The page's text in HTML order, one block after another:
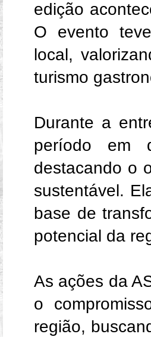
edição
O evento
local,
turismo
Durante a
período em
destacando o
sustentável.
base de
potencial da
As ações da
o
região,